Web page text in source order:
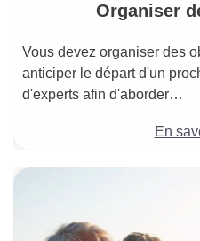
Organiser
Vous devez organiser des
anticiper le départ d'un
d'experts afin d'aborder…
En